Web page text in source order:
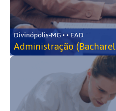
Divinópolis-MG • • EAD
Administração